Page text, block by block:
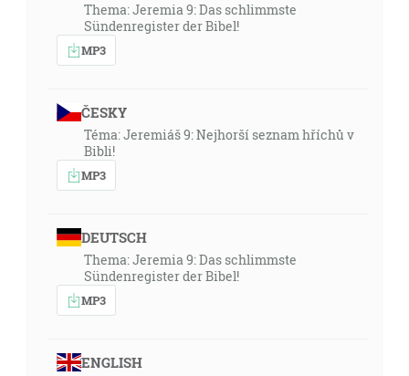
Thema: Jeremia 9: Das schlimmste
Sündenregister der Bibel!
MP3
ČESKY
Téma: Jeremiáš 9: Nejhorší seznam hříchů v
Bibli!
MP3
DEUTSCH
Thema: Jeremia 9: Das schlimmste
Sündenregister der Bibel!
MP3
ENGLISH